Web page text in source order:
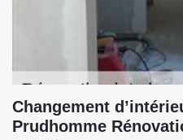
Changement
Prudhomme